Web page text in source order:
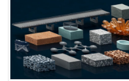
conteúdo